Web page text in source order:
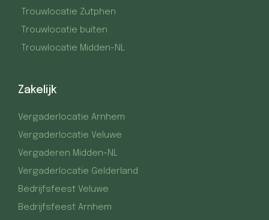
Trouwlocatie Zutphen
Trouwlocatie buiten
Trouwlocatie Midden-NL
Zakelijk
Vergaderlocatie Arnhem
Vergaderlocatie Veluwe
Vergaderen Midden-NL
Vergaderlocatie Gelderland
Bedrijfsfeest Veluwe
Bedrijfsfeest Arnhem